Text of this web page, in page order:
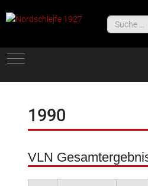
Mobile Menu Toggle
1990
VLN